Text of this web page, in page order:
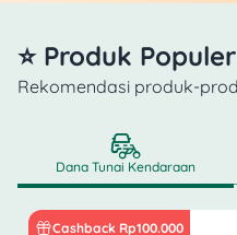
⭐ Produk Populer
Rekomendasi produk-
Dana Tunai Kendaraan
Cashback Rp100.000